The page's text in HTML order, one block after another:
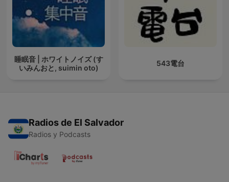
睡眠音 | ホワイトノイズ (す
いみんおと, suimin oto)
543電台
Radios de El Salvador
Radios y Podcasts